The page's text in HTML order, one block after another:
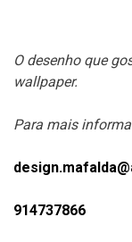
O desenho que
wallpaper.
Para mais
914737866